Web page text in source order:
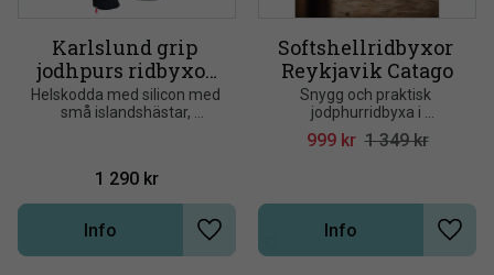
Karlslund grip
jodhpurs ridbyxor
Iceland
Helskodda med silicon med
små islandshästar,
de storlekar som finns kvar
1 290 kr
Lägg till i önskelista
Info
Softshellridbyxor
Reykjavik Catago
Snygg och praktisk
jodphurridbyxa i
tefloncoatad softshell som
är smuts och vatten
999kr 1 349kr
Lägg
Info